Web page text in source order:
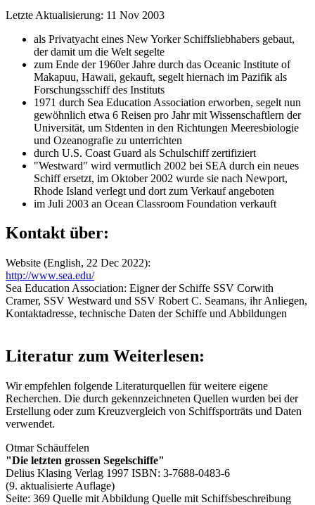
Letzte Aktualisierung: 11 Nov 2003
als Privatyacht eines New Yorker Schiffsliebhabers gebaut,
der damit um die Welt segelte
zum Ende der 1960er Jahre durch das Oceanic Institute of
Makapuu, Hawaii, gekauft, segelt hiernach im Pazifik als
Forschungsschiff des Instituts
1971 durch Sea Education Association erworben, segelt nun
gewöhnlich etwa 6 Reisen pro Jahr mit Wissenschaftlern der
Universität, um Stdenten in den Richtungen Meeresbiologie
und Ozeanografie zu unterrichten
durch U.S. Coast Guard als Schulschiff zertifiziert
"Westward" wird vermutlich 2002 bei SEA durch ein neues
Schiff ersetzt, im Oktober 2002 wurde sie nach Newport,
Rhode Island verlegt und dort zum Verkauf angeboten
im Juli 2003 an Ocean Classroom Foundation verkauft
Kontakt über:
Website (English, 22 Dec 2022):
http://www.sea.edu/
Sea Education Association: Eigner der Schiffe SSV Corwith
Cramer, SSV Westward und SSV Robert C. Seamans, ihr Anliegen,
Kontaktadresse, technische Daten der Schiffe und Abbildungen
Literatur zum Weiterlesen:
Wir empfehlen folgende Literaturquellen für weitere eigene
Recherchen. Die durch gekennzeichneten Quellen wurden bei der
Erstellung oder zum Kreuzvergleich von Schiffsporträts und Daten
verwendet.
Otmar Schäuffelen
"Die letzten grossen Segelschiffe"
Delius Klasing Verlag 1997 ISBN: 3-7688-0483-6
(9. aktualisierte Auflage)
Seite: 369 Quelle mit Abbildung Quelle mit Schiffsbeschreibung